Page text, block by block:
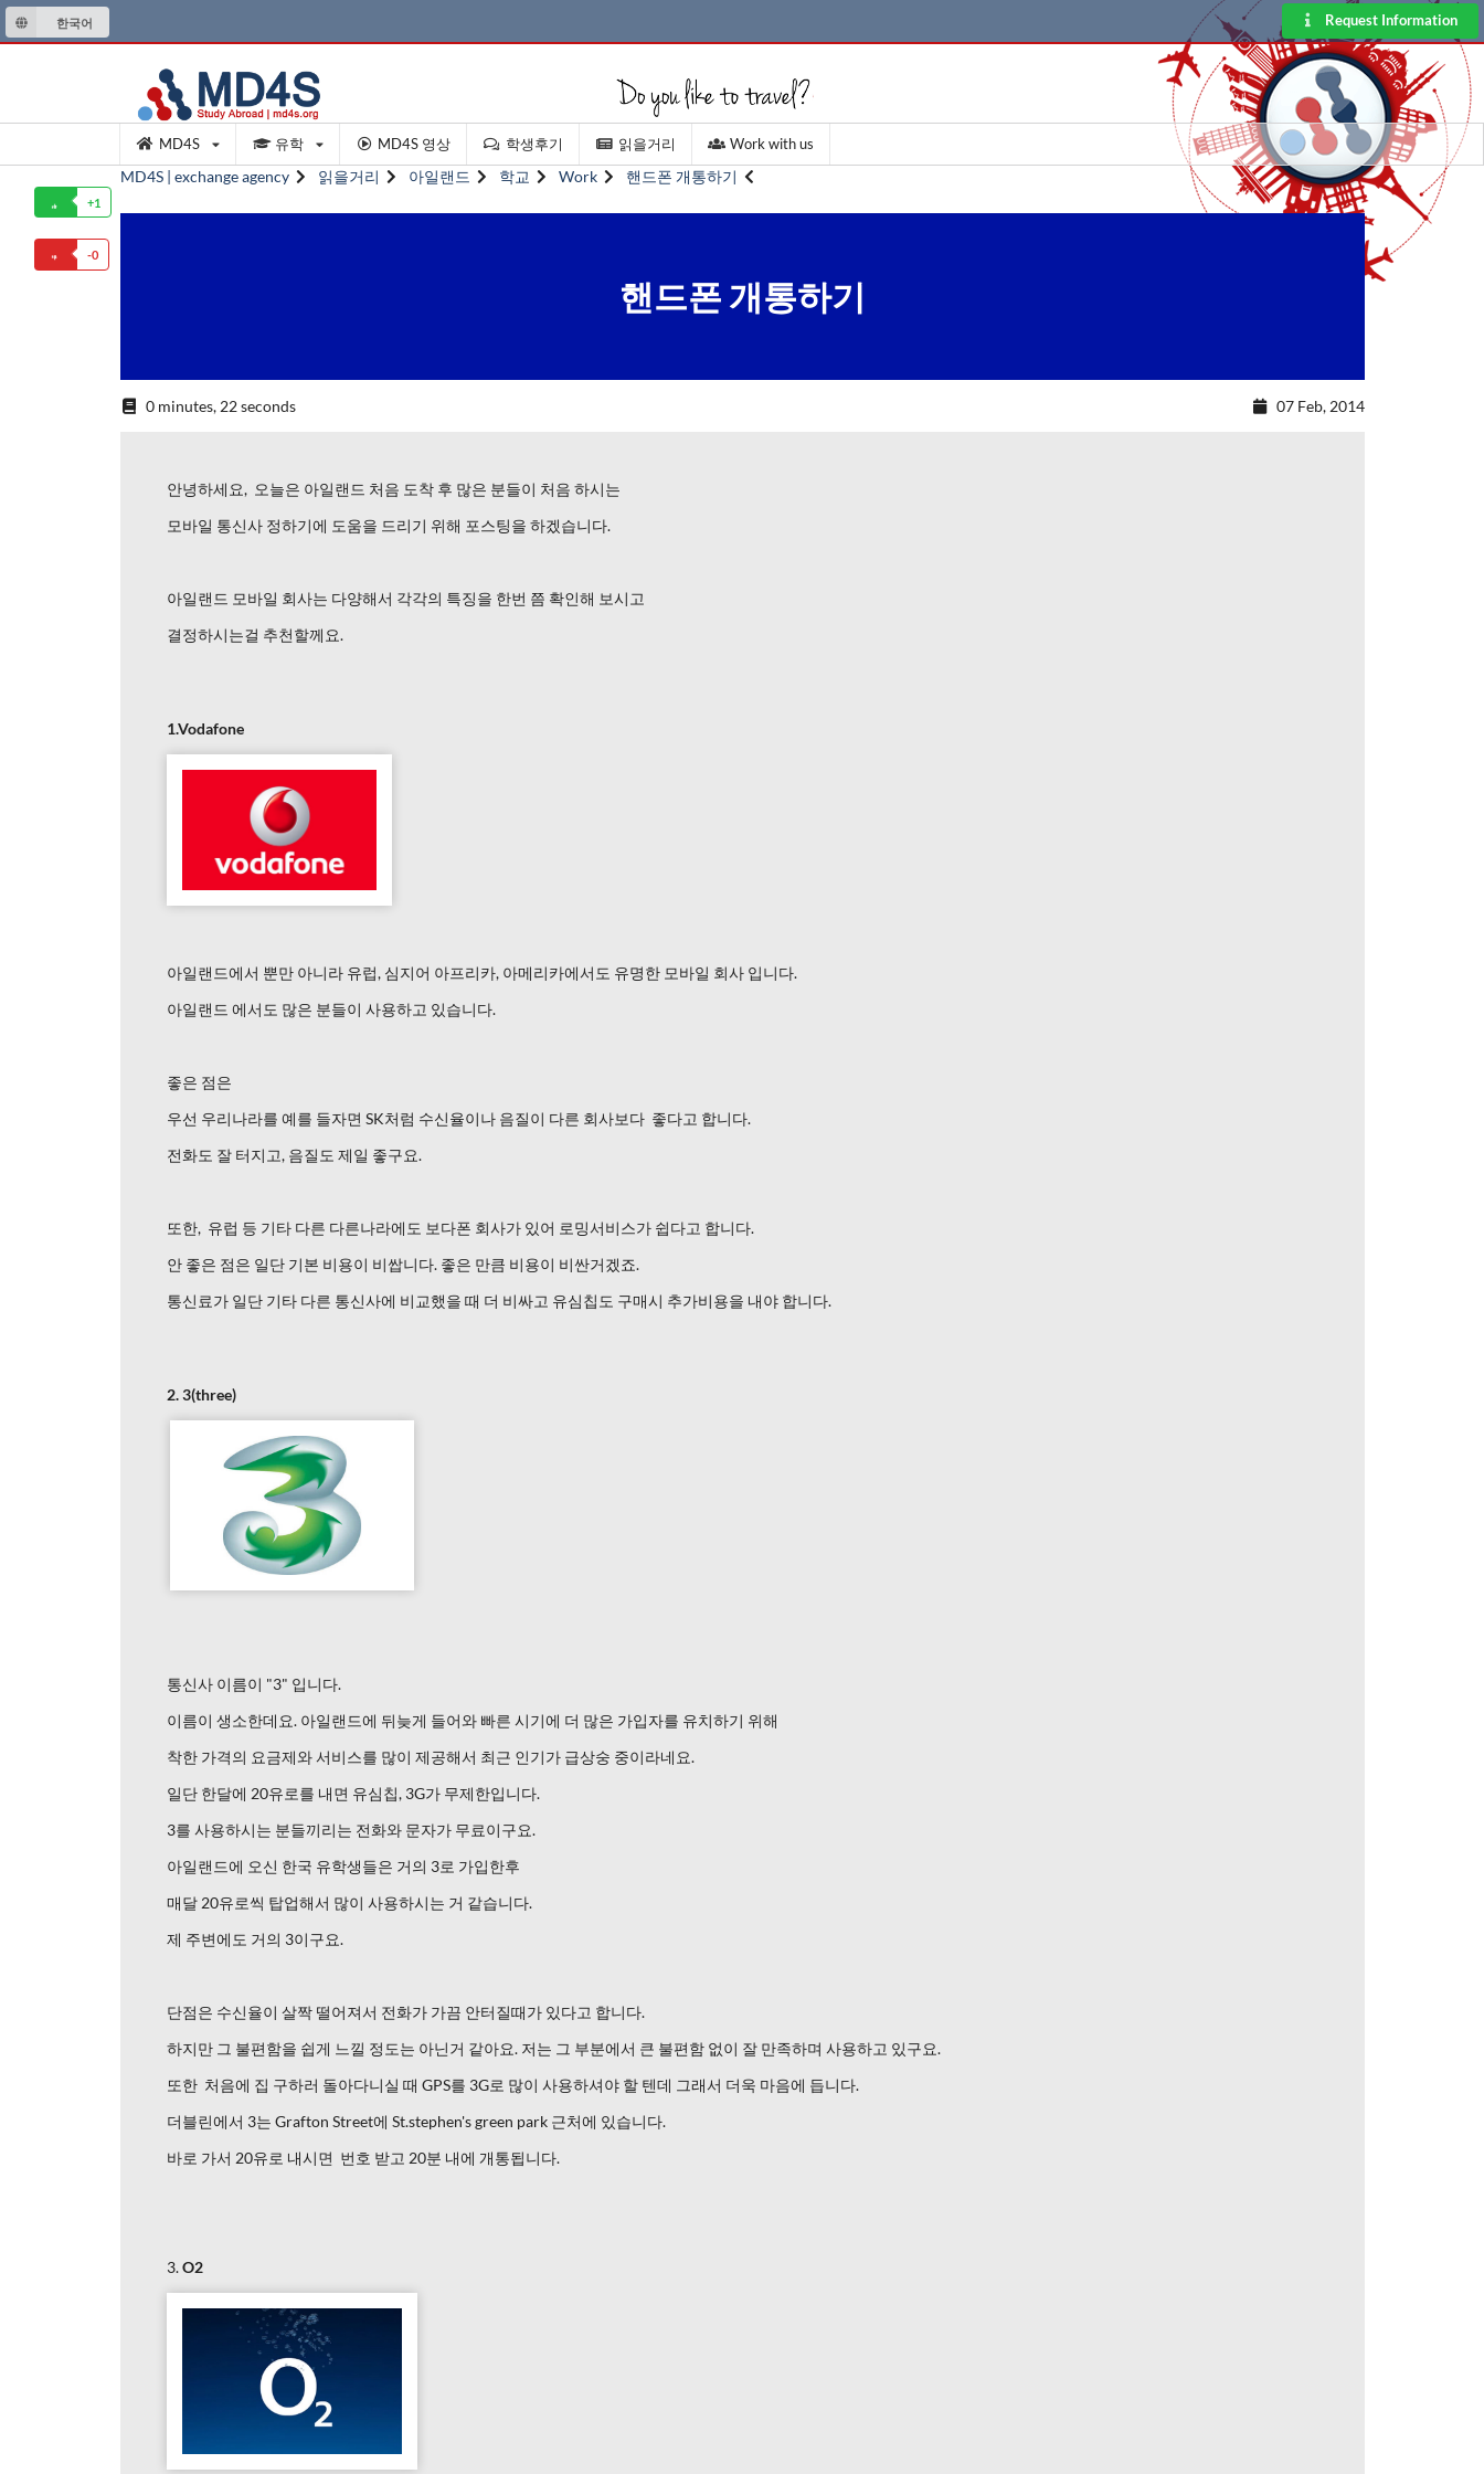
한국어 Request Information
MD4S 유학 MD4S 영상 학생후기 읽을거리 Work with us
MD4S | exchange agency 읽을거리 아일랜드 학교 Work 핸드폰 개통하기
핸드폰 개통하기
0 minutes, 22 seconds 07 Feb, 2014
+1
-0
안녕하세요, 오늘은 아일랜드 처음 도착 후 많은 분들이 처음 하시는
모바일 통신사 정하기에 도움을 드리기 위해 포스팅을 하겠습니다.
아일랜드 모바일 회사는 다양해서 각각의 특징을 한번 쯤 확인해 보시고
결정하시는걸 추천할께요.
1.Vodafone
아일랜드에서 뿐만 아니라 유럽, 심지어 아프리카, 아메리카에서도 유명한 모바일 회사 입니다.
아일랜드 에서도 많은 분들이 사용하고 있습니다.
좋은 점은
우선 우리나라를 예를 들자면 SK처럼 수신율이나 음질이 다른 회사보다 좋다고 합니다.
전화도 잘 터지고, 음질도 제일 좋구요.
또한, 유럽 등 기타 다른 다른나라에도 보다폰 회사가 있어 로밍서비스가 쉽다고 합니다.
안 좋은 점은 일단 기본 비용이 비쌉니다. 좋은 만큼 비용이 비싼거겠죠.
통신료가 일단 기타 다른 통신사에 비교했을 때 더 비싸고 유심칩도 구매시 추가비용을 내야 합니다.
2. 3(three)
통신사 이름이 "3" 입니다.
이름이 생소한데요. 아일랜드에 뒤늦게 들어와 빠른 시기에 더 많은 가입자를 유치하기 위해
착한 가격의 요금제와 서비스를 많이 제공해서 최근 인기가 급상숭 중이라네요.
일단 한달에 20유로를 내면 유심칩, 3G가 무제한입니다.
3를 사용하시는 분들끼리는 전화와 문자가 무료이구요.
아일랜드에 오신 한국 유학생들은 거의 3로 가입한후
매달 20유로씩 탑업해서 많이 사용하시는 거 같습니다.
제 주변에도 거의 3이구요.
단점은 수신율이 살짝 떨어져서 전화가 가끔 안터질때가 있다고 합니다.
하지만 그 불편함을 쉽게 느낄 정도는 아닌거 같아요. 저는 그 부분에서 큰 불편함 없이 잘 만족하며 사용하고 있구요.
또한 처음에 집 구하러 돌아다니실 때 GPS를 3G로 많이 사용하셔야 할 텐데 그래서 더욱 마음에 듭니다.
더블린에서 3는 Grafton Street에 St.stephen's green park 근처에 있습니다.
바로 가서 20유로 내시면 번호 받고 20분 내에 개통됩니다.
3.O2